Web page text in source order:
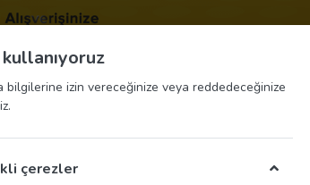
BIZE
bilgilerine izin vereceğinize veya reddedeceğinize
çerezler